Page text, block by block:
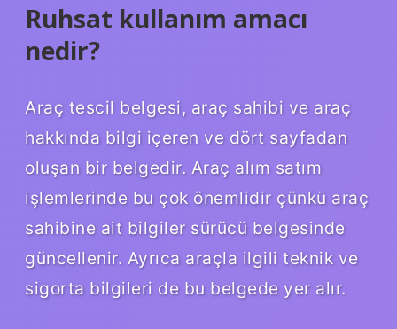
Ruhsat kullanım amacı
nedir?
Araç tescil belgesi, araç sahibi ve araç
hakkında bilgi içeren ve dört sayfadan
oluşan bir belgedir. Araç alım satım
işlemlerinde bu çok önemlidir çünkü araç
sahibine ait bilgiler sürücü belgesinde
güncellenir. Ayrıca araçla ilgili teknik ve
sigorta bilgileri de bu belgede yer alır.